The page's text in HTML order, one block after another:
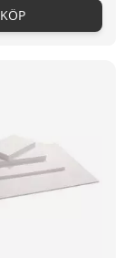
KÖP